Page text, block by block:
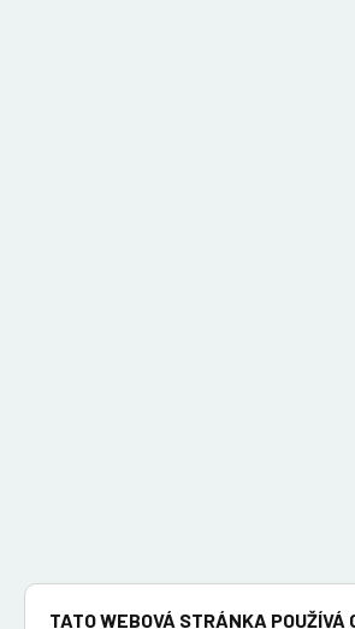
TATO WEBOVÁ STRÁNKA POUŽÍVÁ